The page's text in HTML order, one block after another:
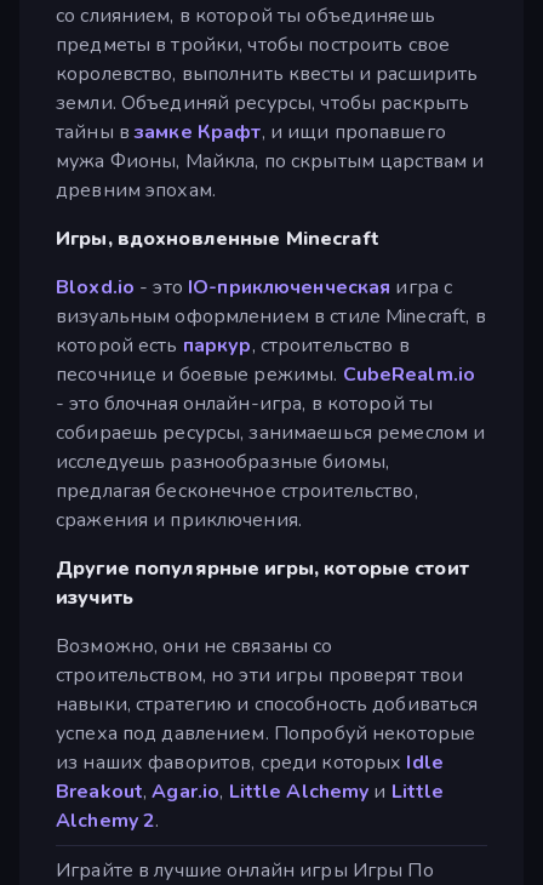
со слиянием, в которой ты объединяешь
предметы в тройки, чтобы построить свое
королевство, выполнить квесты и расширить
земли. Объединяй ресурсы, чтобы раскрыть
тайны взамке Крафт, и ищи пропавшего
мужа Фионы, Майкла, по скрытым царствам и
древним эпохам.
Игры, вдохновленные Minecraft
Bloxd.io - это IO-приключенческая игра с
визуальным оформлением в стиле Minecraft, в
которой есть паркур, строительство в
песочнице и боевые режимы. CubeRealm.io
- это блочная онлайн-игра, в которой ты
собираешь ресурсы, занимаешься ремеслом и
исследуешь разнообразные биомы,
предлагая бесконечное строительство,
сражения и приключения.
Другие популярные игры, которые стоит
изучить
Возможно, они не связаны со
строительством, но эти игры проверят твои
навыки, стратегию и способность добиваться
успеха под давлением. Попробуй некоторые
из наших фаворитов, среди которых Idle
Breakout,Agar.io, Little Alchemy и Little
Alchemy 2.
Играйте в лучшие онлайн игры Игры По